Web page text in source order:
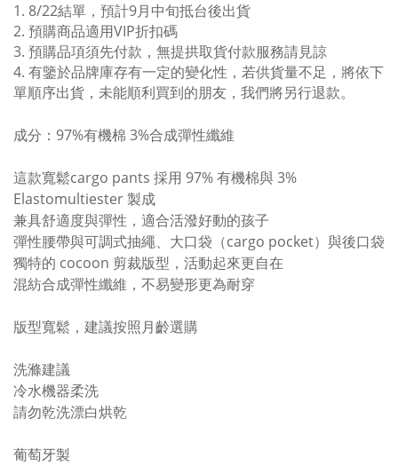
1. 8/22結單，預計9月中旬抵台後出貨
2. 預購商品適用VIP折扣碼
3. 預購品項須先付款，無提拱取貨付款服務請見諒
4. 有鑒於品牌庫存有一定的變化性，若供貨量不足，將依下
單順序出貨，未能順利買到的朋友，我們將另行退款。
成分：97%有機棉 3%合成彈性纖維
這款寬鬆cargo pants 採用 97% 有機棉與 3%
Elastomultiester 製成
兼具舒適度與彈性，適合活潑好動的孩子
彈性腰帶與可調式抽繩、大口袋（cargo pocket）與後口袋
獨特的 cocoon 剪裁版型，活動起來更自在
混紡合成彈性纖維，不易變形更為耐穿
版型寬鬆，建議按照月齡選購
洗滌建議
冷水機器柔洗
請勿乾洗漂白烘乾
葡萄牙製